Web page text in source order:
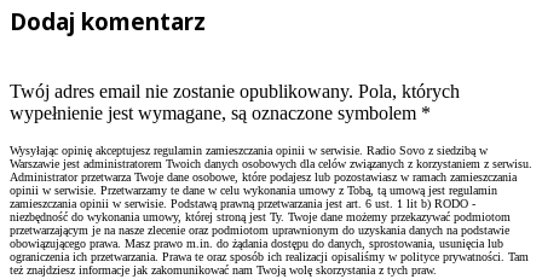
Dodaj komentarz
Twój adres email nie zostanie opublikowany. Pola, których
wypełnienie jest wymagane, są oznaczone symbolem *
Wysyłając opinię akceptujesz regulamin zamieszczania opinii w serwisie. Radio Sovo z siedzibą w
Warszawie jest administratorem Twoich danych osobowych dla celów związanych z korzystaniem z serwisu.
Administrator przetwarza Twoje dane osobowe, które podajesz lub pozostawiasz w ramach zamieszczania
opinii w serwisie. Przetwarzamy te dane w celu wykonania umowy z Tobą, tą umową jest regulamin
zamieszczania opinii w serwisie. Podstawą prawną przetwarzania jest art. 6 ust. 1 lit b) RODO -
niezbędność do wykonania umowy, której stroną jest Ty. Twoje dane możemy przekazywać podmiotom
przetwarzającym je na nasze zlecenie oraz podmiotom uprawnionym do uzyskania danych na podstawie
obowiązującego prawa. Masz prawo m.in. do żądania dostępu do danych, sprostowania, usunięcia lub
ograniczenia ich przetwarzania. Prawa te oraz sposób ich realizacji opisaliśmy w polityce prywatności. Tam
też znajdziesz informacje jak zakomunikować nam Twoją wolę skorzystania z tych praw.